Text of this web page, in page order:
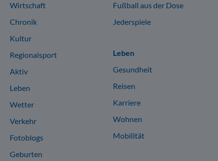
Wirtschaft
Chronik
Kultur
Regionalsport
Aktiv
Leben
Wetter
Verkehr
Fotoblogs
Geburten
Fußball aus der Dose
Jederspiele
Leben
Gesundheit
Reisen
Karriere
Wohnen
Mobilität